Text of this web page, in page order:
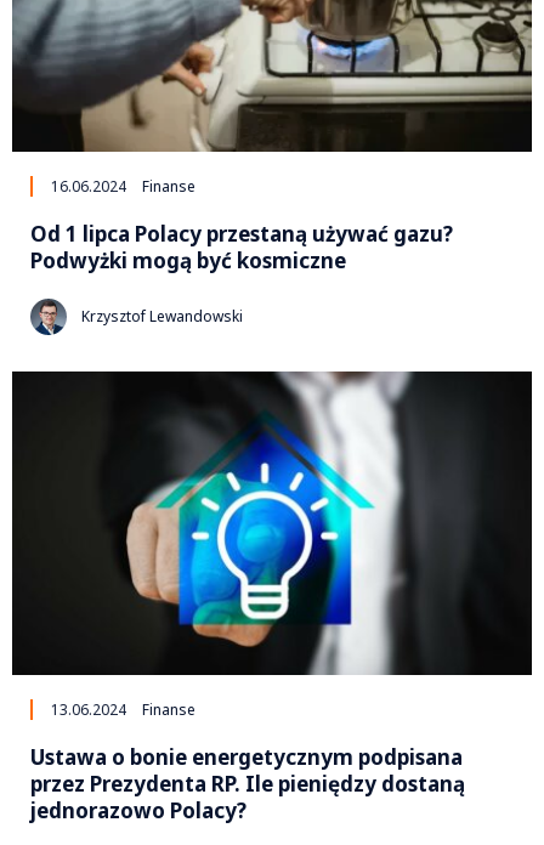
16.06.2024 Finanse
Od 1 lipca Polacy przestaną używać gazu?
Podwyżki mogą być kosmiczne
Krzysztof Lewandowski
13.06.2024 Finanse
Ustawa o bonie energetycznym podpisana
przez Prezydenta RP. Ile pieniędzy dostaną
jednorazowo Polacy?